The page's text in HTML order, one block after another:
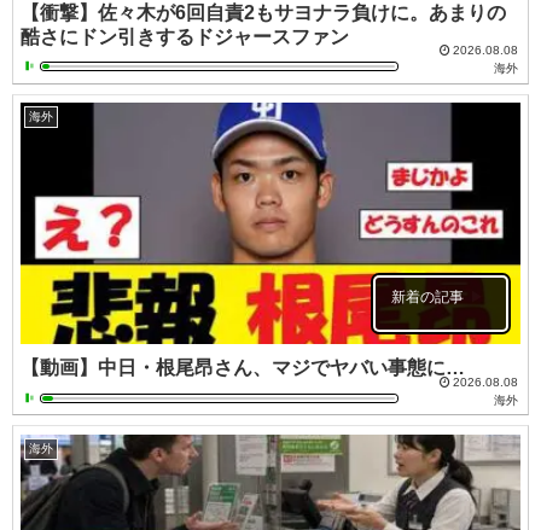
【衝撃】佐々木が6回自責2もサヨナラ負けに。あまりの
酷さにドン引きするドジャースファン
2026.08.08
海外
海外
新着の記事
【動画】中日・根尾昂さん、マジでヤバい事態に…
2026.08.08
海外
海外